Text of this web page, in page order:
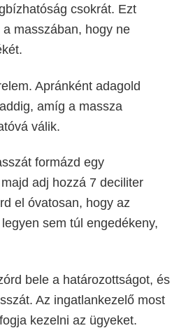
csokrát. Ezt
masszában, hogy ne
Apránként adagold
amíg a massza
válik.
formázd egy
adj hozzá 7 deciliter
el óvatosan, hogy az
sem túl engedékeny,
bele a határozottságot, és
Az ingatlankezelő most
kezelni az ügyeket.